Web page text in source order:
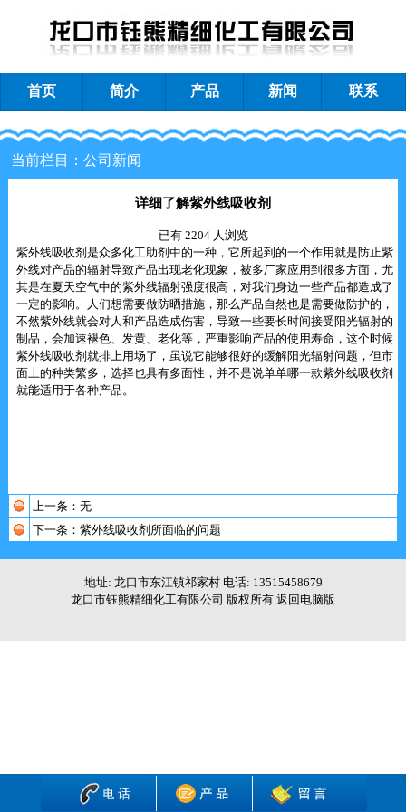
首页 简介 产品 新闻 联系
当前栏目：公司新闻
详细了解紫外线吸收剂
已有 2204 人浏览
紫外线吸收剂是众多化工助剂中的一种，它所起到的一个作用就是防止紫
外线对产品的辐射导致产品出现老化现象，被多厂家应用到很多方面，尤
其是在夏天空气中的紫外线辐射强度很高，对我们身边一些产品都造成了
一定的影响。人们想需要做防晒措施，那么产品自然也是需要做防护的，
不然紫外线就会对人和产品造成伤害，导致一些要长时间接受阳光辐射的
制品，会加速褪色、发黄、老化等，严重影响产品的使用寿命，这个时候
紫外线吸收剂就排上用场了，虽说它能够很好的缓解阳光辐射问题，但市
面上的种类繁多，选择也具有多面性，并不是说单单哪一款紫外线吸收剂
就能适用于各种产品。
上一条：无
下一条： 紫外线吸收剂所面临的问题
地址: 龙口市东江镇祁家村 电话: 13515458679
龙口市钰熊精细化工有限公司 版权所有 返回电脑版